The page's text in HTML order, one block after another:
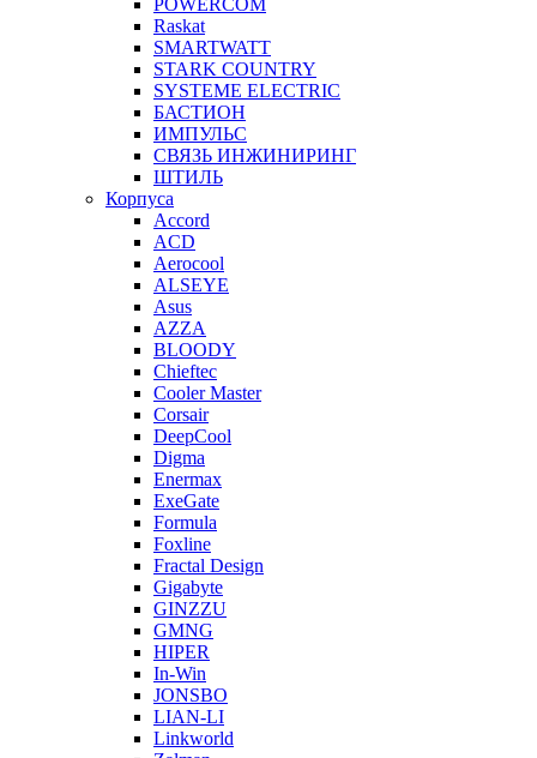
POWERCOM
Raskat
SMARTWATT
STARK COUNTRY
SYSTEME ELECTRIC
БАСТИОН
ИМПУЛЬС
СВЯЗЬ ИНЖИНИРИНГ
ШТИЛЬ
Корпуса
Accord
ACD
Aerocool
ALSEYE
Asus
AZZA
BLOODY
Chieftec
Cooler Master
Corsair
DeepCool
Digma
Enermax
ExeGate
Formula
Foxline
Fractal Design
Gigabyte
GINZZU
GMNG
HIPER
In-Win
JONSBO
LIAN-LI
Linkworld